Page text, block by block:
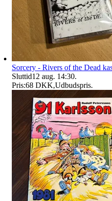
Sorcery - Rivers of the Dead
Sluttid12 aug. 14:30.
Pris:68 DKK,Udbudspris.